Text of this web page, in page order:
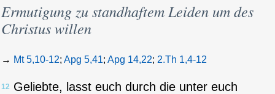
Ermutigung zu standhaftem Leiden um des
Christus willen
→ Mt 5,10-12;Apg 5,41;Apg 14,22; 2.Th 1,4-12
12 Geliebte, lasst euch durch die unter euch